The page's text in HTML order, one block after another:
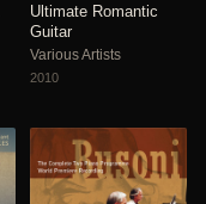
Ultimate Romantic
Guitar
Various Artists
2010